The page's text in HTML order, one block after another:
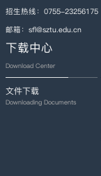
招生热线：0755-23256175
邮箱：sfl@sztu.edu.cn
下载中心
Download Center
文件下载
Downloading Documents